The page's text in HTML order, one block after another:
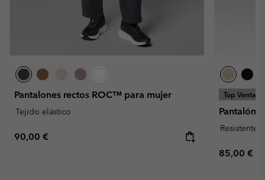
Pantalones rectos ROC™ para mujer
Tejido elástico
Regular price:
90,00 €
Top Ventas
Pantalón
Resistente
Regular
85,00 €